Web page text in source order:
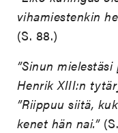
vihamiestenkin
(S. 88.)
”Sinun
Henrik XIII:n
”Riippuu siitä,
kenet hän nai.”